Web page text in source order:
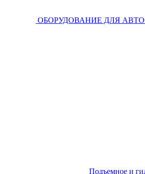
ОБОРУДОВАНИЕ ДЛЯ
Подъемное и